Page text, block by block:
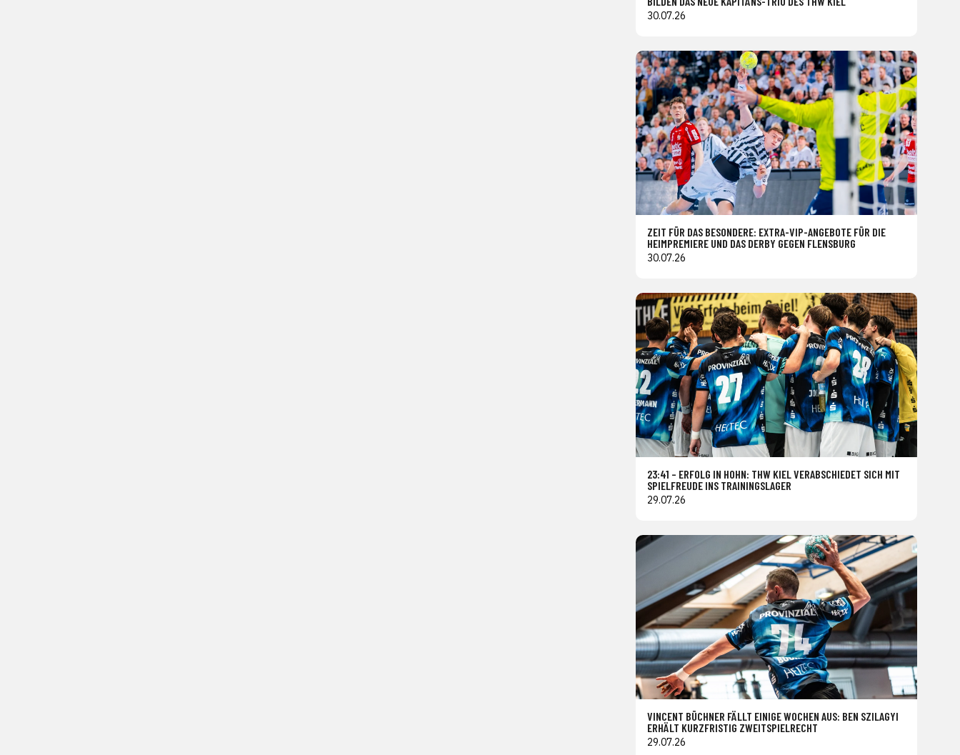
30.07.26
ZEIT FÜR DAS BESONDERE: EXTRA-VIP-ANGEBOTE FÜR DIE
HEIMPREMIERE UND DAS DERBY GEGEN FLENSBURG
30.07.26
23:41 – ERFOLG IN HOHN: THW KIEL VERABSCHIEDET SICH MIT
SPIELFREUDE INS TRAININGSLAGER
29.07.26
VINCENT BÜCHNER FÄLLT EINIGE WOCHEN AUS: BEN SZILAGYI
ERHÄLT KURZFRISTIG ZWEITSPIELRECHT
29.07.26